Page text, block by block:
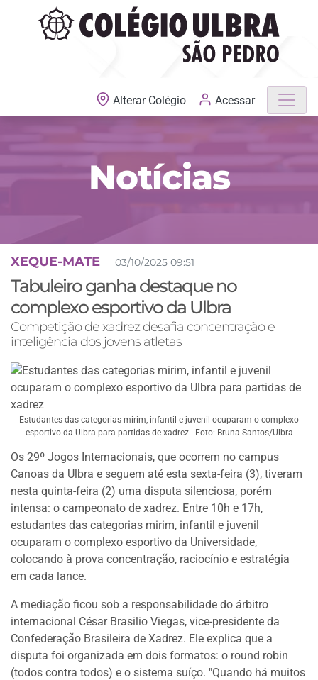
MATRÍCULAS ABERTAS
Alterar Colégio Acessar
Notícias
XEQUE-MATE 03/10/2025 09:51
Tabuleiro ganha destaque no
complexo esportivo da Ulbra
Competição de xadrez desafia concentração e
inteligência dos jovens atletas
Estudantes das categorias mirim, infantil e juvenil ocuparam o complexo
esportivo da Ulbra para partidas de xadrez | Foto: Bruna Santos/Ulbra
Os 29º Jogos Internacionais, que ocorrem no campus
Canoas da Ulbra e seguem até esta sexta-feira (3), tiveram
nesta quinta-feira (2) uma disputa silenciosa, porém
intensa: o campeonato de xadrez. Entre 10h e 17h,
estudantes das categorias mirim, infantil e juvenil
ocuparam o complexo esportivo da Universidade,
colocando à prova concentração, raciocínio e estratégia
em cada lance.
A mediação ficou sob a responsabilidade do árbitro
internacional César Brasilio Viegas, vice-presidente da
Confederação Brasileira de Xadrez. Ele explica que a
disputa foi organizada em dois formatos: o round robin
(todos contra todos) e o sistema suíço. "Quando há muitos